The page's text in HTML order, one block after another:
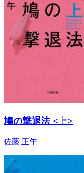
鳩の撃退法 <上>
佐藤 正午